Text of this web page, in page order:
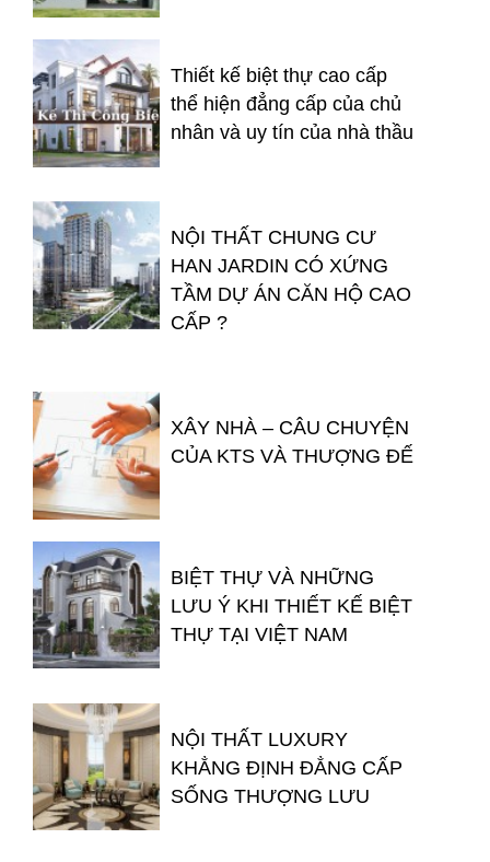
Thiết kế biệt thự cao cấp
thể hiện đẳng cấp của chủ
nhân và uy tín của nhà thầu
NỘI THẤT CHUNG CƯ
HAN JARDIN CÓ XỨNG
TẦM DỰ ÁN CĂN HỘ CAO
CẤP ?
XÂY NHÀ – CÂU CHUYỆN
CỦA KTS VÀ THƯỢNG ĐẾ
BIỆT THỰ VÀ NHỮNG
LƯU Ý KHI THIẾT KẾ BIỆT
THỰ TẠI VIỆT NAM
NỘI THẤT LUXURY
KHẲNG ĐỊNH ĐẲNG CẤP
SỐNG THƯỢNG LƯU